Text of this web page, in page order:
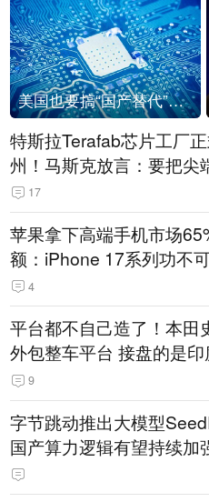
美国也要搞“国产替代”？先算清三笔账
特斯拉Terafab芯片工厂
州！马斯克放言：要把尖
回美国
17
苹果拿下高端手机市场
额：iPhone 17系列功不
4
平台都不自己造了！本田
外包整车平台 接盘的是印
9
字节跳动推出大模型
国产算力逻辑有望持续加